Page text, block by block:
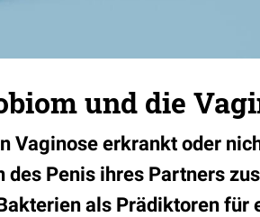
und die
Vaginose erkrankt oder
Penis ihres Partners
als Prädiktoren für